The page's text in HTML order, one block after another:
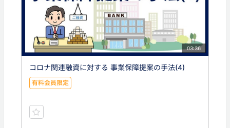
03:36
コロナ関連融資に対する 事業保障提案の手法(4)
有料会員限定